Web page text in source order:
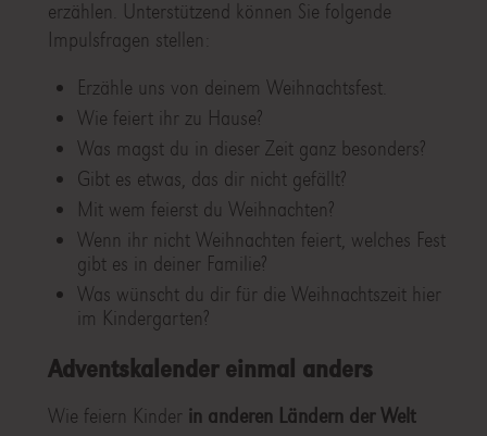
erzählen. Unterstützend können Sie folgende
Impulsfragen stellen:
Erzähle uns von deinem Weihnachtsfest.
Wie feiert ihr zu Hause?
Was magst du in dieser Zeit ganz besonders?
Gibt es etwas, das dir nicht gefällt?
Mit wem feierst du Weihnachten?
Wenn ihr nicht Weihnachten feiert, welches Fest
gibt es in deiner Familie?
Was wünscht du dir für die Weihnachtszeit hier
im Kindergarten?
Adventskalender einmal anders
Wie feiern Kinder in anderen Ländern der Welt